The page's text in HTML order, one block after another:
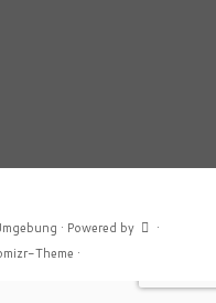
· Powered by
·
Theme ·